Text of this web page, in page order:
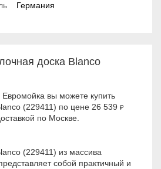
Германия
доска Blanco
Евромойка вы можете купить
(229411) по цене 26 539 ₽
по Москве.
(229411) из массива
собой практичный и